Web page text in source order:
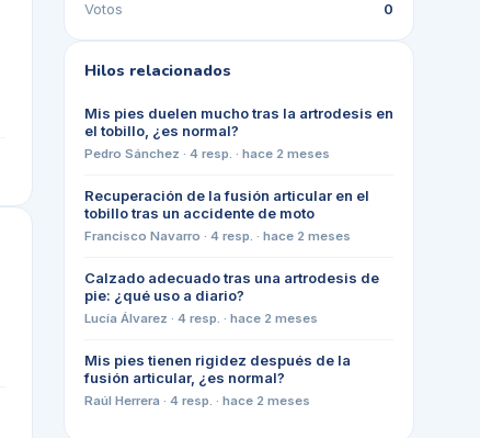
Votos
0
Hilos relacionados
Mis pies duelen mucho tras la artrodesis en
el tobillo, ¿es normal?
Pedro Sánchez · 4 resp. · hace 2 meses
Recuperación de la fusión articular en el
tobillo tras un accidente de moto
Francisco Navarro · 4 resp. · hace 2 meses
Calzado adecuado tras una artrodesis de
pie: ¿qué uso a diario?
Lucía Álvarez · 4 resp. · hace 2 meses
Mis pies tienen rigidez después de la
fusión articular, ¿es normal?
Raúl Herrera · 4 resp. · hace 2 meses